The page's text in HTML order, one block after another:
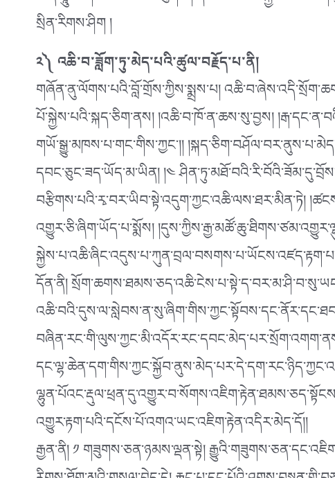
སྲིན་རིགས་ཤིག །
༢༽ འཆི་བ་ཟློག་ཏུ་མེད་པའི་ཚུལ་བརྗོད་པ་ནི།
གཞོན་ནུ་ལོགས་པའི་བློ་གྲོས་ཀྱིས་སྨྲས་པ།
པོ་སྐྱེས་པའི་སྐད་ཅིག་ནས། །འཆི་བ་ཁོ་ན་ཆས་སུ་བྱས།
གཡོ་སྒྱུ་མཁས་པ་གང་གིས་ཀྱང༌།།
དབང་ཅུང་ཟད་ཡོད་མ་ཡིན། །༤
བརྩིགས་པའི་རྭ་བར་ཡིབ་སྟེ་འདུག་ཀྱང་འཆི་ལས་ཐར་མིན་ཏེ།
འགྱུར་ཅི་ཞིག་ཡོད་པ་སྨོས།
དོན་ནི།
འགྱུར་རྟག་པའི་དངོས་པོ་འགའ་ཡང་འཇིག་རྟེན་འདིར་མེད་དོ།།
རྒྱན་ནི། ༡ གཟུགས་ཅན་ཉམས་ལྡན་སྟེ།